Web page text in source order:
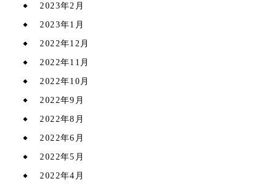
2023年2月
2023年1月
2022年12月
2022年11月
2022年10月
2022年9月
2022年8月
2022年6月
2022年5月
2022年4月